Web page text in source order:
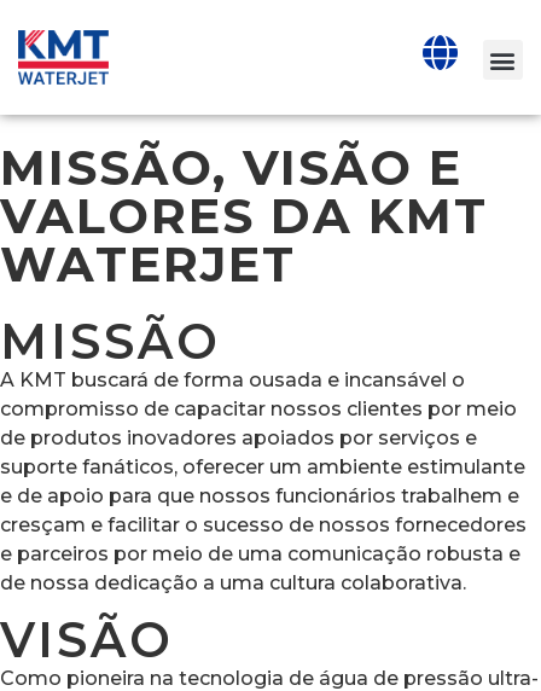
MISSÃO, VISÃO E
VALORES DA KMT
WATERJET
MISSÃO
A KMT buscará de forma ousada e incansável o
compromisso de capacitar nossos clientes por meio
de produtos inovadores apoiados por serviços e
suporte fanáticos, oferecer um ambiente estimulante
e de apoio para que nossos funcionários trabalhem e
cresçam e facilitar o sucesso de nossos fornecedores
e parceiros por meio de uma comunicação robusta e
de nossa dedicação a uma cultura colaborativa.
VISÃO
Como pioneira na tecnologia de água de pressão ultra-